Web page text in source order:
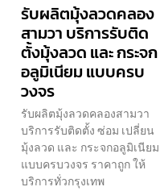
รับผลิตมุ้งลวดคลอง
สามวา บริการรับติด
ตั้งมุ้งลวด และ กระจก
อลูมิเนียม แบบครบ
วงจร
รับผลิตมุ้งลวดคลองสามวา
บริการรับติดตั้ง ซ่อม เปลี่ยน
มุ้งลวด และ กระจกอลูมิเนียม
แบบครบวงจร ราคาถูก ให้
บริการทั่วกรุงเทพ